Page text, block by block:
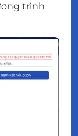
trình